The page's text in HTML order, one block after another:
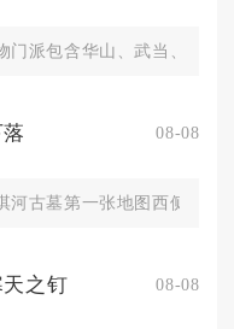
门派包含华山、武当、无
08-08
河古墓第一张地图西侧密
之钉 08-08